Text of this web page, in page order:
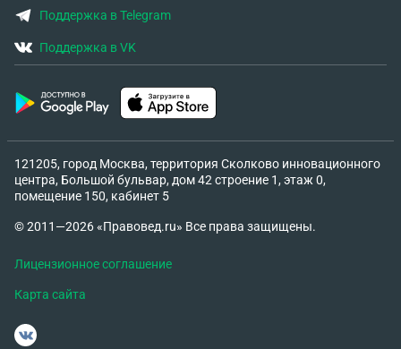
Поддержка в Telegram
Поддержка в VK
121205, город Москва, территория Сколково инновационного
центра, Большой бульвар, дом 42 строение 1, этаж 0,
помещение 150, кабинет 5
© 2011—2026 «Правовед.ru» Все права защищены.
Лицензионное соглашение
Карта сайта